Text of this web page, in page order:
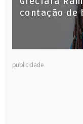
contação de
publicidade